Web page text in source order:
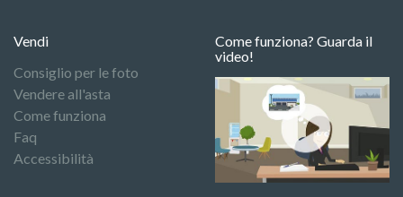
Vendi
Consiglio per le foto
Vendere all'asta
Come funziona
Faq
Accessibilità
Come funziona? Guarda il
video!